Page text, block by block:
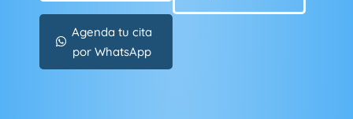
Agenda tu cita
por WhatsApp